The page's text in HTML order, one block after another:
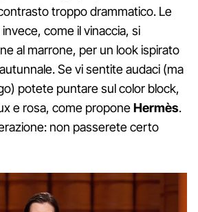
troppo drammatico. Le
come il vinaccia, si
al marrone, per un look ispirato
Se vi sentite audaci (ma
potete puntare sul color block,
e rosa, come proponeHermès.
non passerete certo